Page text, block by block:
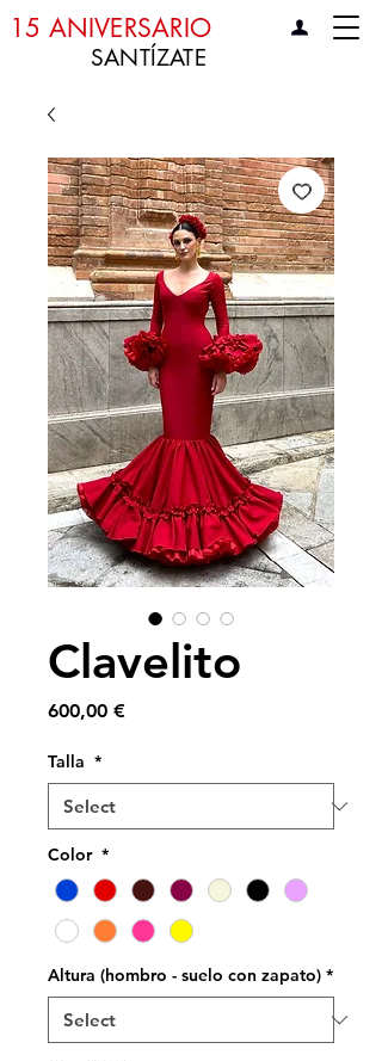
15 ANIVERSARIO
SANTÍZATE
Clavelito
600,00 €Price
Talla *
Color *
Altura (hombro - suelo con zapato) *